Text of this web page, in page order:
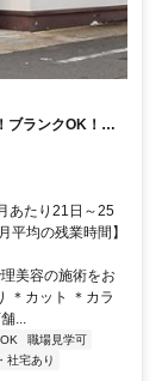
ブランクOK！給
ベート重視などお
あたり21日～25
均の残業時間】
美容の施術をお
＊カット ＊カラ
...
職場見学可
社宅あり